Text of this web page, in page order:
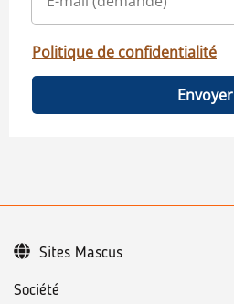
Politique de confidentialité
Envoyer
Société
Sites Mascus